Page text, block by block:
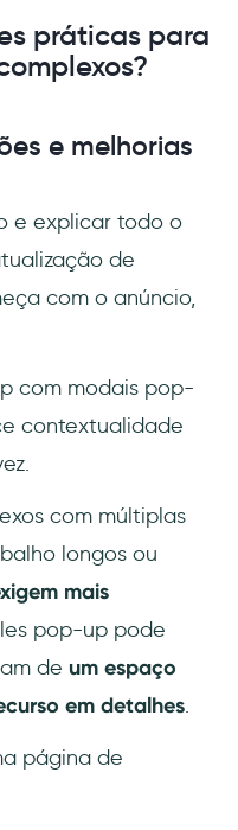
práticas para
e melhorias
e explicar todo o
de
com o anúncio,
com modais pop-
contextualidade
com múltiplas
longos ou
mais
pop-up pode
de um espaço
em detalhes.
página de